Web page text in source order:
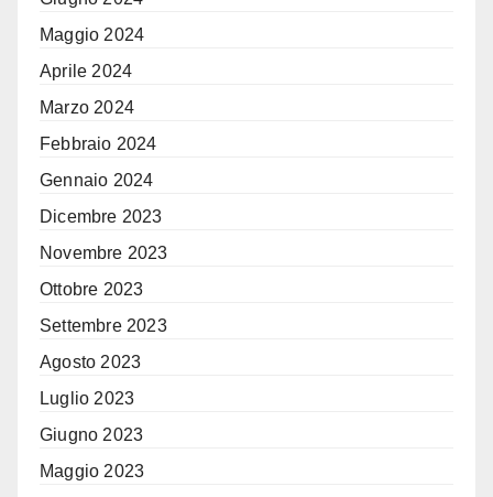
Maggio 2024
Aprile 2024
Marzo 2024
Febbraio 2024
Gennaio 2024
Dicembre 2023
Novembre 2023
Ottobre 2023
Settembre 2023
Agosto 2023
Luglio 2023
Giugno 2023
Maggio 2023